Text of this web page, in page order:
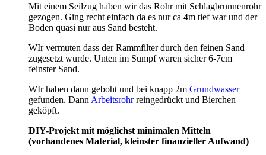
Mit einem Seilzug haben wir das Rohr mit Schlagbrunnenrohr
gezogen. Ging recht einfach da es nur ca 4m tief war und der
Boden quasi nur aus Sand besteht.
WIr vermuten dass der Rammfilter durch den feinen Sand
zugesetzt wurde. Unten im Sumpf waren sicher 6-7cm
feinster Sand.
WIr haben dann geboht und bei knapp 2m Grundwasser
gefunden. Dann Arbeitsrohrreingedrückt und Bierchen
geköpft.
DIY-Projekt mit möglichst minimalen Mitteln
(vorhandenes Material, kleinster finanzieller Aufwand)